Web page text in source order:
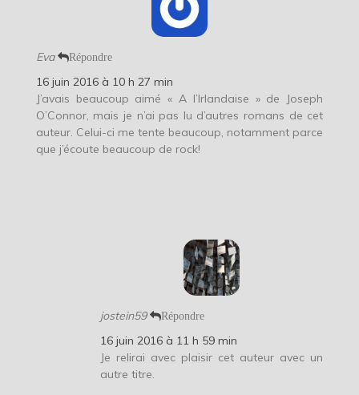
Eva Répondre
16 juin 2016 à 10 h 27 min
J’avais beaucoup aimé « A l’Irlandaise » de Joseph
O’Connor, mais je n’ai pas lu d’autres romans de cet
auteur. Celui-ci me tente beaucoup, notamment parce
que j’écoute beaucoup de rock!
jostein59 Répondre
16 juin 2016 à 11 h 59 min
Je relirai avec plaisir cet auteur avec un
autre titre.